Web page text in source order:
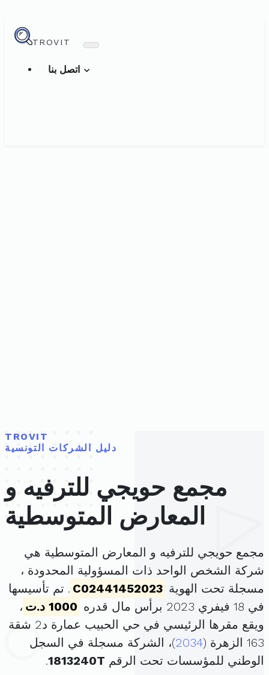
TROVIT
TROVIT
دليل الشركات التونسية
مجمع حويجي للترفيه و
المعارض المتوسطية
مجمع حويجي للترفيه و المعارض المتوسطية هي
شركة الشخص الواحد ذات المسؤولية المحدودة ،
مسجلة تحت الهوية C02441452023 . تم تأسيسها
في 18 فيفري 2023 برأس مال قدره
1000 د.ت
،
ويقع مقرها الرئيسي في حي الحبيب عمارة د2 شقة
163 الزهرة (
2034)، الشركة مسجلة في السجل
الوطني للمؤسسات تحت الرقم 1813240T
.